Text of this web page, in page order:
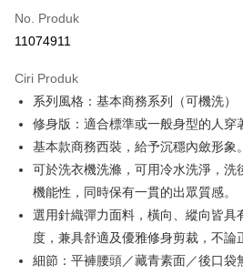
Ansuran Kad Kredit
Taiwan Cooperative Bank
Hua Nan Commercial
Bank
Chang
Bank
The Shanghai
Commercial & Savings
Bank
Bank
Fubon
Bank Cathay United
Mega
Taiwan Business Bank
Taichung
Bank
6 ansuran pada kadar faedah 0,
ansuran
Taiwan Cooperative Bank
Hua Nan Commercial Bank
The Shanghai Commercial &
Savings Bank
Bank Cathay United
Bank
Taiwan Business Bank
HSBC Bank (Taiwan) Limited
LINE Pay
Apple Pay
JKOPAY
Easy Wallet
No. Produk
11074911
Ciri Produk
系列風格：基本商務系列（可機洗）
修身版：適合標準或一般身型的人穿
基本款商務西裝，給予沉穩內斂形象。
可於洗衣機洗滌，可用冷水洗淨，洗
機能性，同時保有一貫的出眾質感。
選用針織彈力面料，橫向、縱向皆具
度，兼具舒適及優雅修身剪裁，不論
細節：平褲腰頭／藏青素面／後口袋